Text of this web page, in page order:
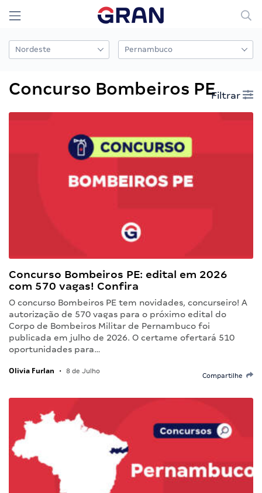
Concurso Bombeiros PEFiltrar
Concurso Bombeiros PE: edital em 2026
com 570 vagas! Confira
O concurso Bombeiros PE tem novidades, concurseiro! A
autorização de 570 vagas para o próximo edital do
Corpo de Bombeiros Militar de Pernambuco foi
publicada em julho de 2026. O certame ofertará 510
oportunidades para…
Olivia Furlan • 8 de Julho
Compartilhe